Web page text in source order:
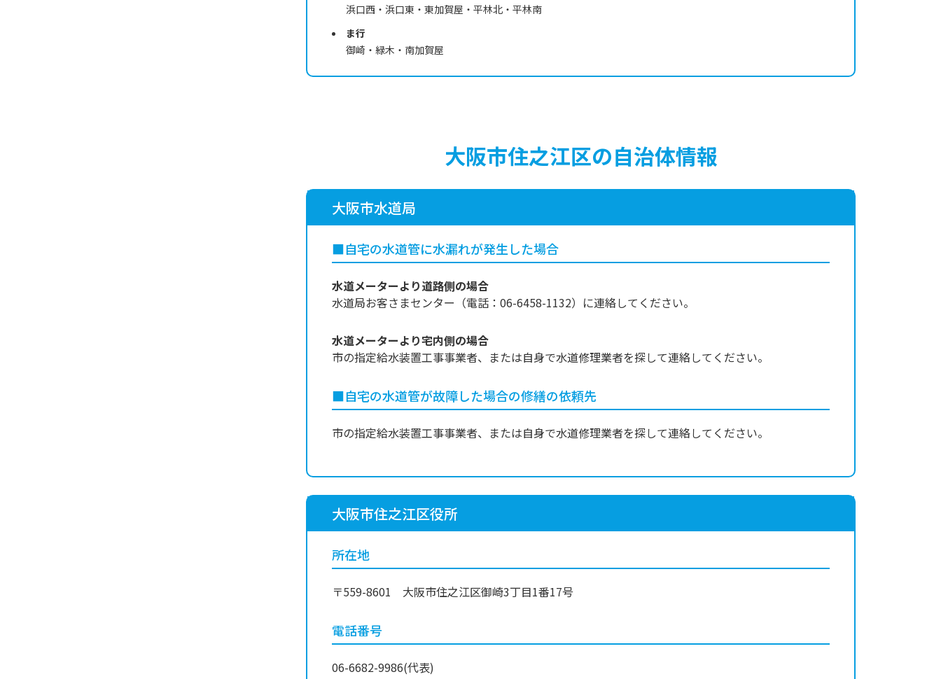
浜口西・浜口東・東加賀屋・平林北・平林南
ま行
御崎・緑木・南加賀屋
大阪市住之江区の自治体情報
大阪市水道局
■自宅の水道管に水漏れが発生した場合
水道メーターより道路側の場合
水道局お客さまセンター（電話：06-6458-1132）に連絡してください。
水道メーターより宅内側の場合
市の指定給水装置工事事業者、または自身で水道修理業者を探して連絡してください。
■自宅の水道管が故障した場合の修繕の依頼先
市の指定給水装置工事事業者、または自身で水道修理業者を探して連絡してください。
大阪市住之江区役所
所在地
〒559-8601 大阪市住之江区御崎3丁目1番17号
電話番号
06-6682-9986(代表)